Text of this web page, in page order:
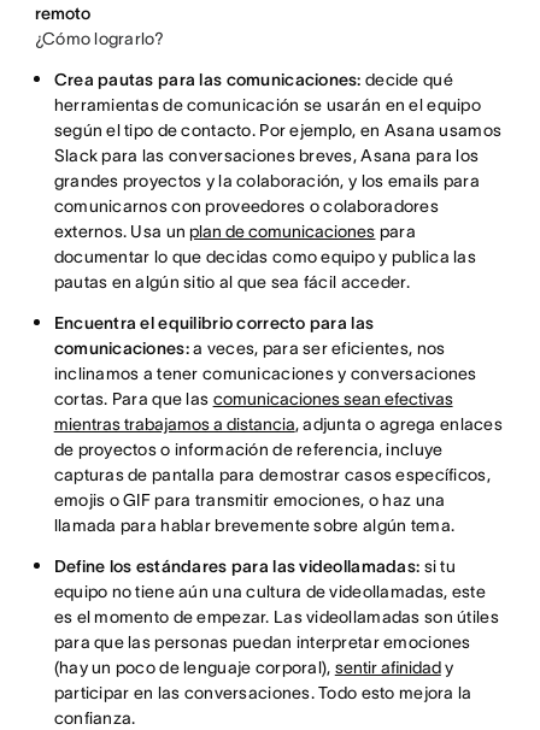
remoto
¿Cómo lograrlo?
Crea pautas para las comunicaciones:decide qué
herramientas de comunicación se usarán en el equipo
según el tipo de contacto. Por ejemplo, en Asana usamos
Slack para las conversaciones breves, Asana para los
grandes proyectos y la colaboración, y los emails para
comunicarnos con proveedores o colaboradores
externos. Usa unplan de comunicaciones para
documentar lo que decidas como equipo y publica las
pautas en algún sitio al que sea fácil acceder.
Encuentra el equilibrio correcto para las
comunicaciones:a veces, para ser eficientes, nos
inclinamos a tener comunicaciones y conversaciones
cortas. Para que las comunicaciones sean efectivas
mientras trabajamos a distancia, adjunta o agrega enlaces
de proyectos o información de referencia, incluye
capturas de pantalla para demostrar casos específicos,
emojis o GIF para transmitir emociones, o haz una
llamada para hablar brevemente sobre algún tema.
Define los estándares para las videollamadas: si tu
equipo no tiene aún una cultura de videollamadas, este
es el momento de empezar. Las videollamadas son útiles
para que las personas puedan interpretar emociones
(hay un poco de lenguaje corporal), sentir afinidady
participar en las conversaciones. Todo esto mejora la
confianza.